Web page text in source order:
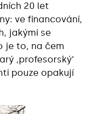
20 let
ve financování,
jakými se
je to, na čem
‚profesorský‘
pouze opakují